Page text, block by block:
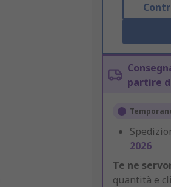
partire
2026
Te ne
quantità e